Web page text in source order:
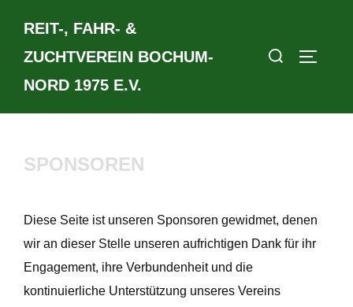
Inhalt
springen
REIT-, FAHR- &
ZUCHTVEREIN BOCHUM-
NORD 1975 E.V.
Suchen
SPONSOREN
Diese Seite ist unseren Sponsoren gewidmet, denen
wir an dieser Stelle unseren aufrichtigen Dank für ihr
Engagement, ihre Verbundenheit und die
kontinuierliche Unterstützung unseres Vereins